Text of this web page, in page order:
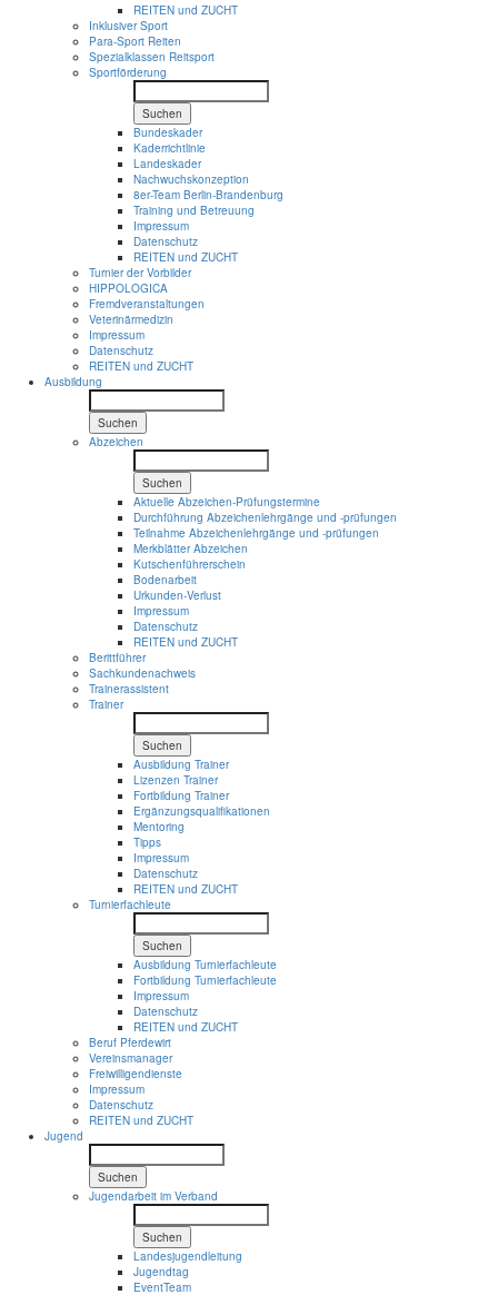
REITEN und ZUCHT
Inklusiver Sport
Para-Sport Reiten
Spezialklassen Reitsport
Sportförderung
Suchen
Bundeskader
Kaderrichtlinie
Landeskader
Nachwuchskonzeption
8er-Team Berlin-Brandenburg
Training und Betreuung
Impressum
Datenschutz
REITEN und ZUCHT
Turnier der Vorbilder
HIPPOLOGICA
Fremdveranstaltungen
Veterinärmedizin
Impressum
Datenschutz
REITEN und ZUCHT
Ausbildung
Suchen
Abzeichen
Suchen
Aktuelle Abzeichen-Prüfungstermine
Durchführung Abzeichenlehrgänge und -prüfungen
Teilnahme Abzeichenlehrgänge und -prüfungen
Merkblätter Abzeichen
Kutschenführerschein
Bodenarbeit
Urkunden-Verlust
Impressum
Datenschutz
REITEN und ZUCHT
Berittführer
Sachkundenachweis
Trainerassistent
Trainer
Suchen
Ausbildung Trainer
Lizenzen Trainer
Fortbildung Trainer
Ergänzungsqualifikationen
Mentoring
Tipps
Impressum
Datenschutz
REITEN und ZUCHT
Turnierfachleute
Suchen
Ausbildung Turnierfachleute
Fortbildung Turnierfachleute
Impressum
Datenschutz
REITEN und ZUCHT
Beruf Pferdewirt
Vereinsmanager
Freiwilligendienste
Impressum
Datenschutz
REITEN und ZUCHT
Jugend
Suchen
Jugendarbeit im Verband
Suchen
Landesjugendleitung
Jugendtag
EventTeam